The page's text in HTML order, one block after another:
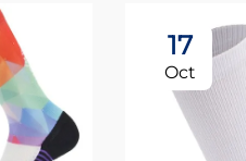
17
Oct